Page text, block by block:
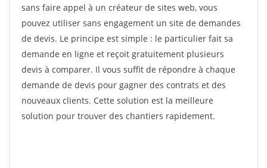
sans faire appel à un créateur de sites web, vous
pouvez utiliser sans engagement un site de demandes
de devis. Le principe est simple : le particulier fait sa
demande en ligne et reçoit gratuitement plusieurs
devis à comparer. Il vous suffit de répondre à chaque
demande de devis pour gagner des contrats et des
nouveaux clients. Cette solution est la meilleure
solution pour trouver des chantiers rapidement.